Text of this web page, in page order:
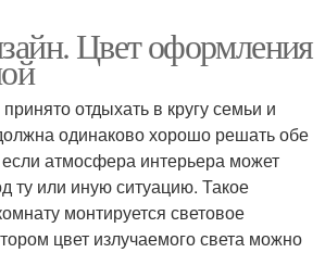
Цвет оформления
отдыхать в кругу семьи и
одинаково хорошо решать обе
атмосфера интерьера может
ту или иную ситуацию. Такое
монтируется световое
цвет излучаемого света можно